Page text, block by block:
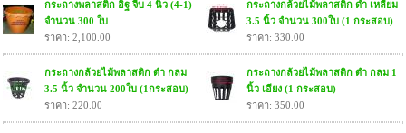
กระถางพลาสติก อิฐ จีบ 4 นิ้ว (4-1)
จำนวน 300 ใบ
ราคา: 2,100.00
กระถางกล้วยไม้พลาสติก ดำ เหลี่ยม
3.5 นิ้ว จำนวน 300ใบ (1 กระสอบ)
ราคา: 330.00
กระถางกล้วยไม้พลาสติก ดำ กลม
3.5 นิ้ว จำนวน 200ใบ (1กระสอบ)
ราคา: 220.00
กระถางกล้วยไม้พลาสติก ดำ กลม 1
นิ้ว เอียง (1 กระสอบ)
ราคา: 350.00